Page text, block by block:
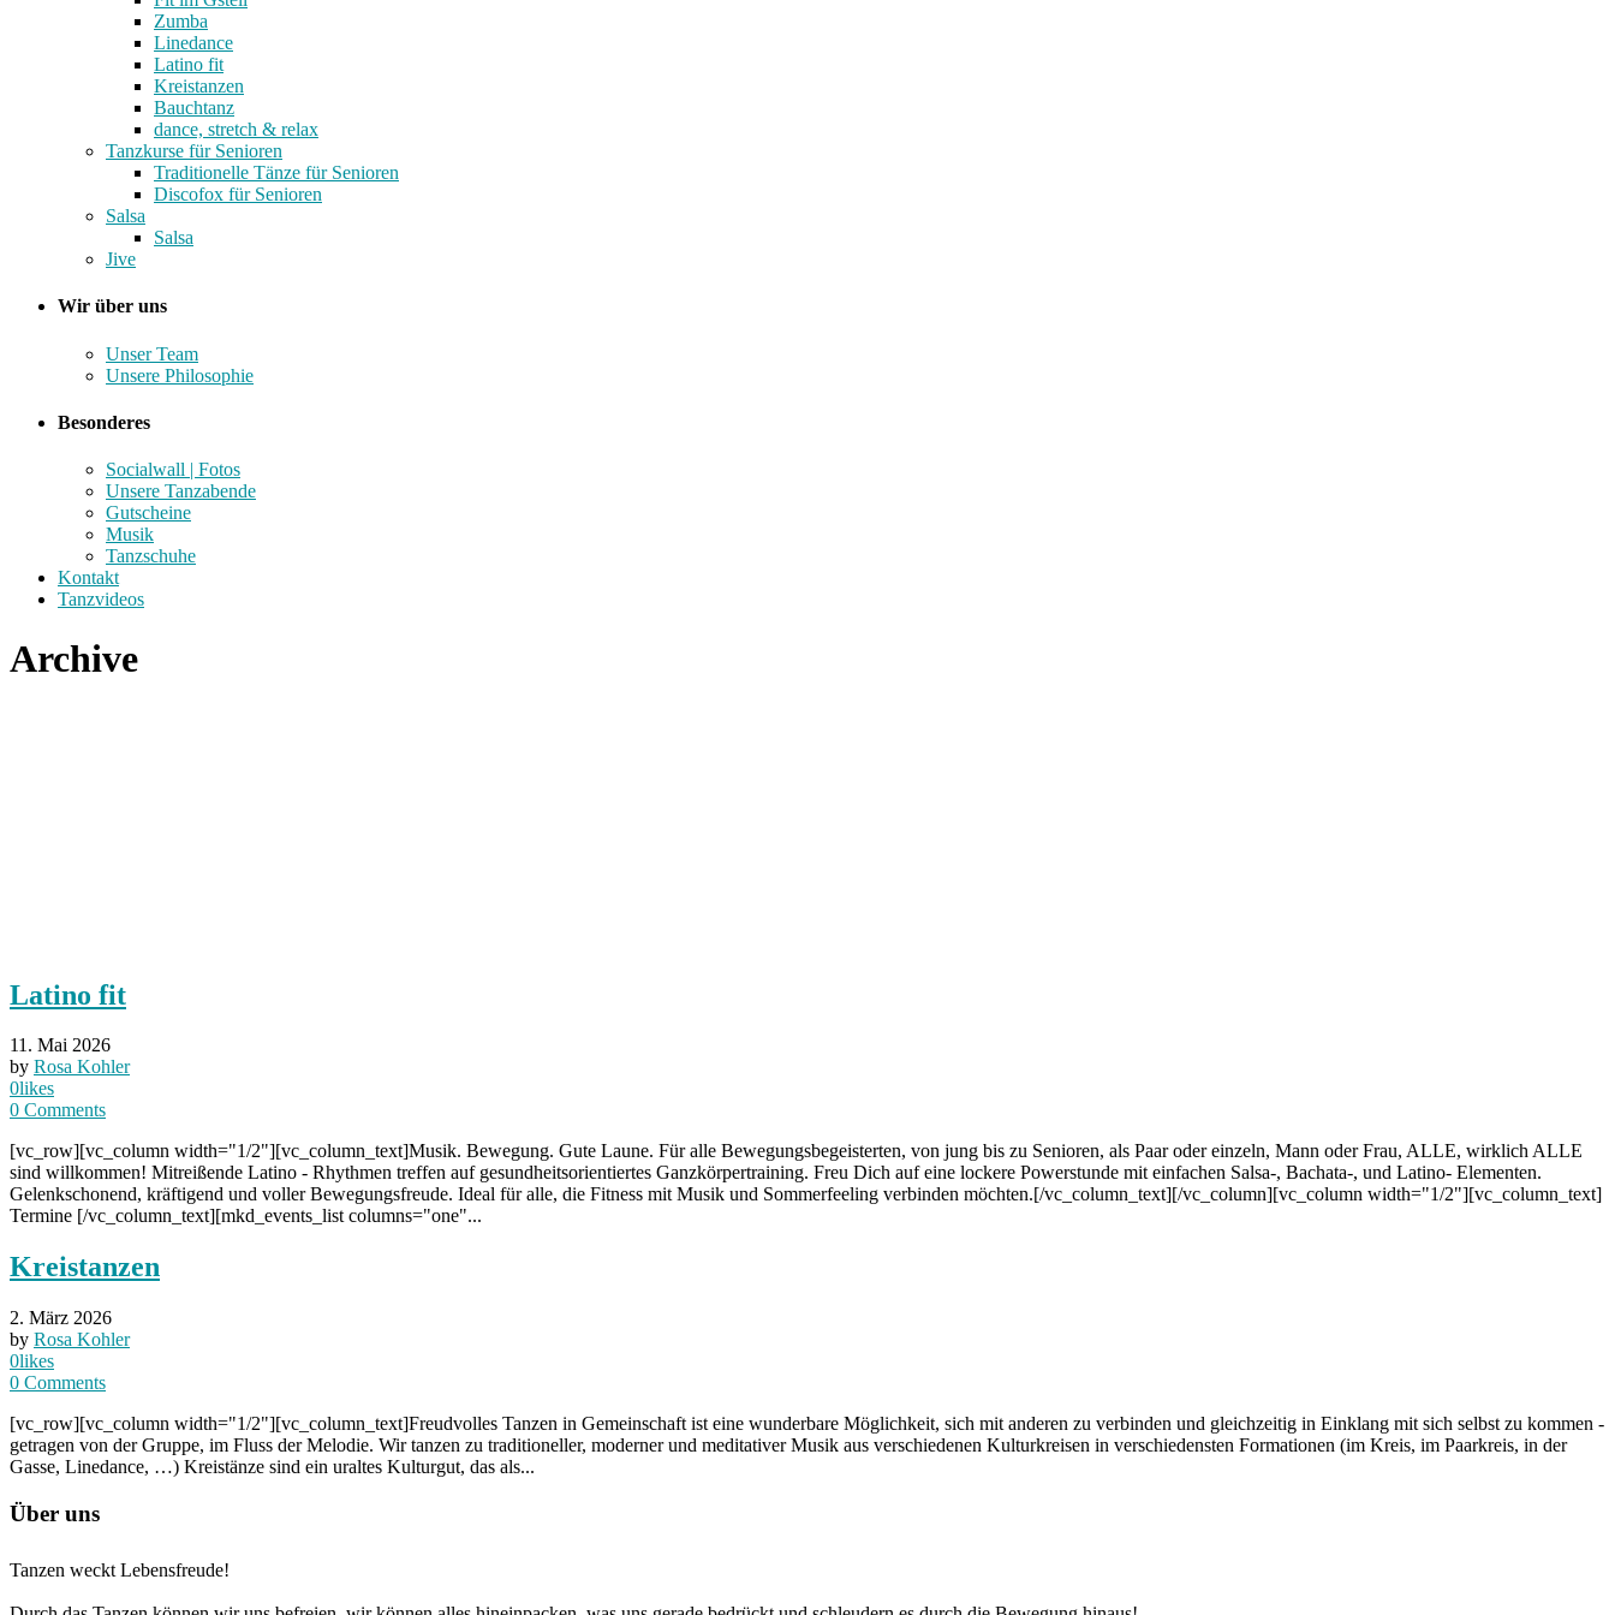
Zumba
Linedance
Latino fit
Kreistanzen
Bauchtanz
dance, stretch & relax
Tanzkurse für Senioren
Traditionelle Tänze für Senioren
Discofox für Senioren
Salsa
Salsa
Jive
Wir über uns
Unser Team
Unsere Philosophie
Besonderes
Socialwall | Fotos
Unsere Tanzabende
Gutscheine
Musik
Tanzschuhe
Kontakt
Tanzvideos
Archive
Latino fit
11. Mai 2026
by Rosa Kohler
0likes
0 Comments
[vc_row][vc_column width="1/2"][vc_column_text]Musik. Bewegung. Gute Laune. Für alle Bewegungsbegeisterten, von jung bis zu Senioren, als Paar oder einzeln, Mann oder Frau, ALLE, wirklich ALLE
sind willkommen! Mitreißende Latino - Rhythmen treffen auf gesundheitsorientiertes Ganzkörpertraining. Freu Dich auf eine lockere Powerstunde mit einfachen Salsa-, Bachata-, und Latino- Elementen.
Gelenkschonend, kräftigend und voller Bewegungsfreude. Ideal für alle, die Fitness mit Musik und Sommerfeeling verbinden möchten.[/vc_column_text][/vc_column][vc_column width="1/2"][vc_column_text]
Termine [/vc_column_text][mkd_events_list columns="one"...
Kreistanzen
2. März 2026
by Rosa Kohler
0likes
0 Comments
[vc_row][vc_column width="1/2"][vc_column_text]Freudvolles Tanzen in Gemeinschaft ist eine wunderbare Möglichkeit, sich mit anderen zu verbinden und gleichzeitig in Einklang mit sich selbst zu kommen -
getragen von der Gruppe, im Fluss der Melodie. Wir tanzen zu traditioneller, moderner und meditativer Musik aus verschiedenen Kulturkreisen in verschiedensten Formationen (im Kreis, im Paarkreis, in der
Gasse, Linedance, …) Kreistänze sind ein uraltes Kulturgut, das als...
Über uns
Tanzen weckt Lebensfreude!